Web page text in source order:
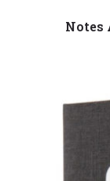
Notes